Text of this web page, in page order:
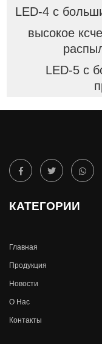
LED-4 с
высокое
LED-5 с
КАТЕГОРИИ
Главная
Продукция
Новости
О Hас
Контакты